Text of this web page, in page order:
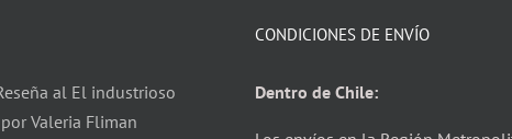
al El industrioso
Valeria Fliman
CONDICIONES DE ENVÍO
Dentro de Chile: